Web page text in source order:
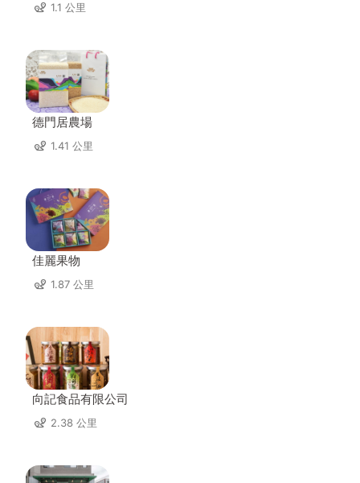
1.1 公里
德門居農場
1.41 公里
佳麗果物
1.87 公里
向記食品有限公司
2.38 公里